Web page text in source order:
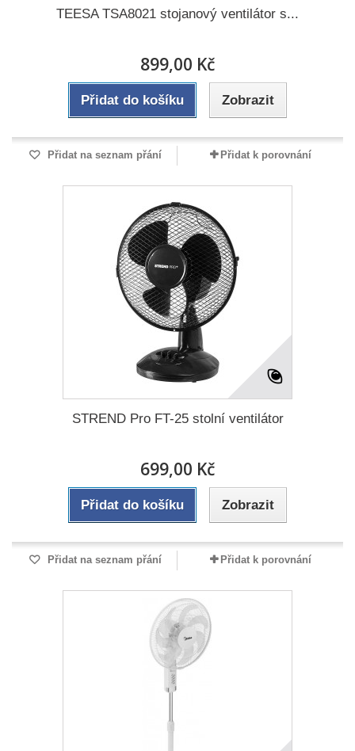
TEESA TSA8021 stojanový ventilátor s...
899,00 Kč
Přidat do košíku Zobrazit
Přidat na seznam přání Přidat k porovnání
STREND Pro FT-25 stolní ventilátor
699,00 Kč
Přidat do košíku Zobrazit
Přidat na seznam přání Přidat k porovnání